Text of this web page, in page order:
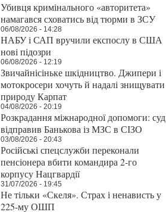
Убивця кримінального «авторитета»
намагався сховатись від тюрми в ЗСУ
06/08/2026 - 14:28
НАБУ і САП вручили експослу в США
нові підозри
06/08/2026 - 12:19
Звичайнісіньке шкідництво. Джипери і
мотокросери хочуть й надалі знищувати
природу Карпат
04/08/2026 - 20:19
Розкрадання міжнародної допомоги: суд
відправив Банькова із МЗС в СІЗО
03/08/2026 - 20:43
Російські спецслужби переконали
пенсіонера вбити командира 2-го
корпусу Нацгвардії
31/07/2026 - 19:45
Не тільки «Скеля». Страх і ненависть у
225-му ОШП